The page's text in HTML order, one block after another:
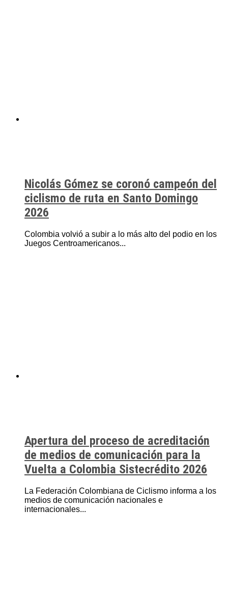
Nicolás Gómez se coronó campeón del
ciclismo de ruta en Santo Domingo
2026
Colombia volvió a subir a lo más alto del podio en los
Juegos Centroamericanos...
Apertura del proceso de acreditación
de medios de comunicación para la
Vuelta a Colombia Sistecrédito 2026
La Federación Colombiana de Ciclismo informa a los
medios de comunicación nacionales e
internacionales...